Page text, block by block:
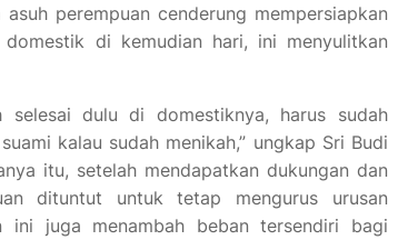
perempuan cenderung mempersiapkan
di kemudian hari, ini menyulitkan
selesai dulu di domestiknya, harus sudah
kalau sudah menikah,” ungkap Sri Budi
itu, setelah mendapatkan dukungan dan
dituntut untuk tetap mengurus urusan
ini juga menambah beban tersendiri bagi